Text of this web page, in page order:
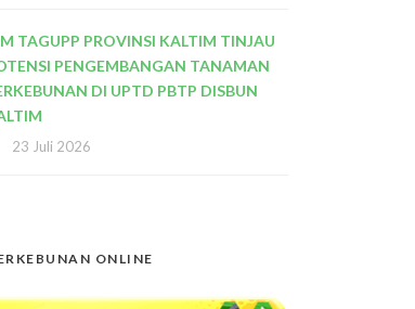
TAGUPP PROVINSI KALTIM TINJAU
PENGEMBANGAN TANAMAN
DI UPTD PBTP DISBUN
23 Juli 2026
ONLINE